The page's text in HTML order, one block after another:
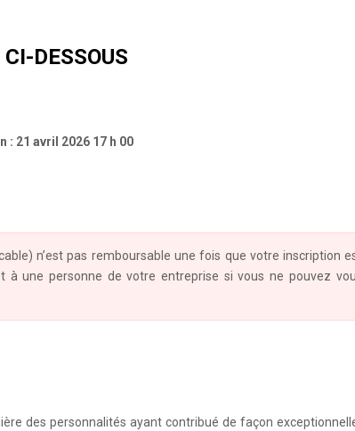
DESSOUS
: 21 avril 2026 17 h 00
n’est pas remboursable une fois que votre inscription
une personne de votre entreprise si vous ne pouvez
des personnalités ayant contribué de façon